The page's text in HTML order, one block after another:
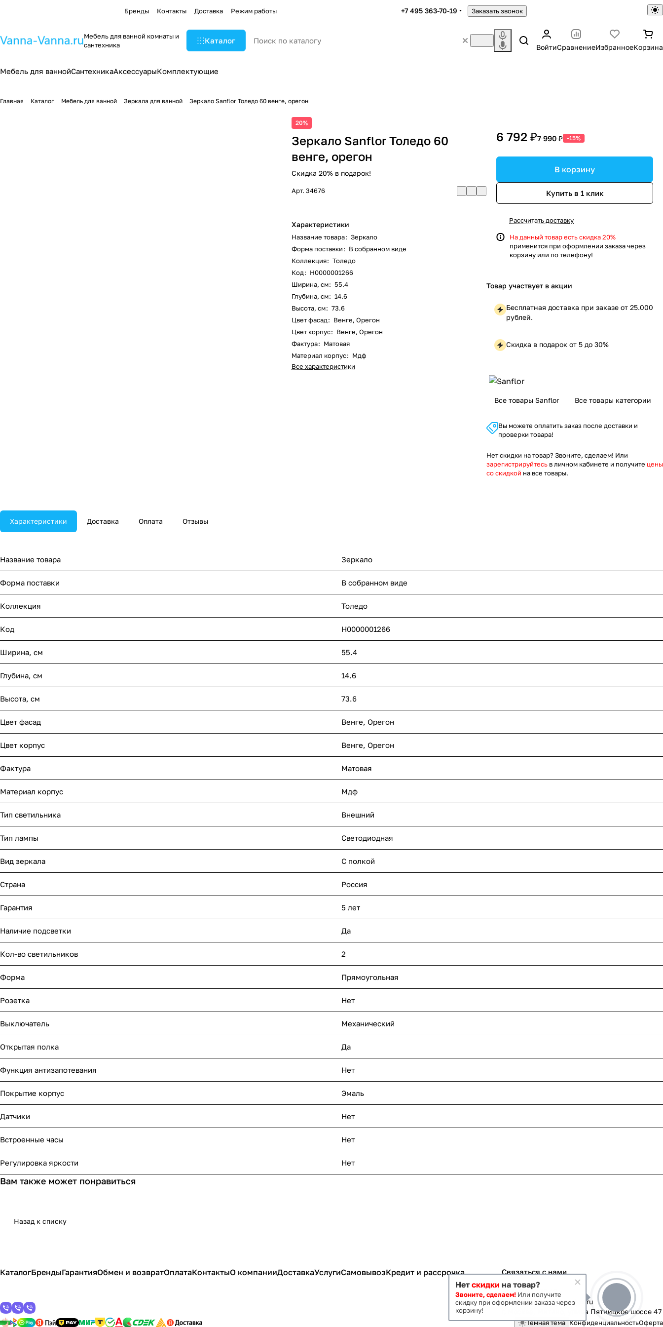
Бренды Контакты Доставка Режим работы +7 495 363-70-19 Заказать звонок
Мебель для ванной комнаты и
сантехника
Каталог
ВойтиСравнениеИзбранноеКорзина
Мебель для ваннойСантехникаАксессуарыКомплектующие
Главная Каталог Мебель для ванной Зеркала для ванной Зеркало Sanflor Толедо 60 венге, орегон
20%
Зеркало Sanflor Толедо 60
венге, орегон
Скидка 20% в подарок!
Арт.34676
Характеристики
Название товара: Зеркало
Форма поставки: В собранном виде
Коллекция: Толедо
Код: Н0000001266
Ширина, см: 55.4
Глубина, см: 14.6
Высота, см: 73.6
Цвет фасад: Венге, Орегон
Цвет корпус: Венге, Орегон
Фактура: Матовая
Материал корпус: Мдф
Все характеристики
6 792 ₽7 990 ₽ -15%
В корзину
Купить в 1 клик
Рассчитать доставку
На данный товар есть скидка 20%
применится при оформлении заказа через
корзину или по телефону!
Товар участвует в акции
Бесплатная доставка при заказе от 25.000
рублей.
Скидка в подарок от 5 до 30%
Все товары Sanflor Все товары категории
Вы можете оплатить заказ после доставки и
проверки товара!
Нет скидки на товар? Звоните, сделаем! Или
зарегистрируйтесь в личном кабинете и получите цены
со скидкой на все товары.
Характеристики Доставка Оплата Отзывы
Название товара Зеркало
Форма поставки В собранном виде
Коллекция Толедо
Код Н0000001266
Ширина, см 55.4
Глубина, см 14.6
Высота, см 73.6
Цвет фасад Венге, Орегон
Цвет корпус Венге, Орегон
Фактура Матовая
Материал корпус Мдф
Тип светильника Внешний
Тип лампы Светодиодная
Вид зеркала С полкой
Страна Россия
Гарантия 5 лет
Наличие подсветки Да
Кол-во светильников 2
Форма Прямоугольная
Розетка Нет
Выключатель Механический
Открытая полка Да
Функция антизапотевания Нет
Покрытие корпус Эмаль
Датчики Нет
Встроенные часы Нет
Регулировка яркости Нет
Вам также может понравиться
Назад к списку
КаталогБрендыГарантияОбмен и возвратОплатаКонтактыО компанииДоставкаУслугиСамовывозКредит и рассрочка Связаться с нами
+7 495 363-70-19
magazin-vanna@yandex.ru
г. Москва, Митино, улица Пятницкое шоссе 47
Темная тема КонфиденциальностьОферта
Нет скидки на товар?
Звоните, сделаем! Или получите
скидку при оформлении заказа через
корзину!